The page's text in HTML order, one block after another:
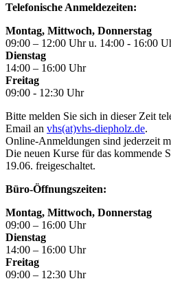
Telefonische Anmeldezeiten:
Montag, Mittwoch, Donnerstag
09:00 – 12:00 Uhr u. 14:00 - 16:00
Dienstag
14:00 – 16:00 Uhr
Freitag
09:00 - 12:30 Uhr
Bitte melden Sie sich in dieser Zeit
Email an vhs(at)vhs-diepholz.de.
Online-Anmeldungen sind jederzeit
Die neuen Kurse für das kommende
19.06. freigeschaltet.
Büro-Öffnungszeiten:
Montag, Mittwoch, Donnerstag
09:00 – 16:00 Uhr
Dienstag
14:00 – 16:00 Uhr
Freitag
09:00 – 12:30 Uhr